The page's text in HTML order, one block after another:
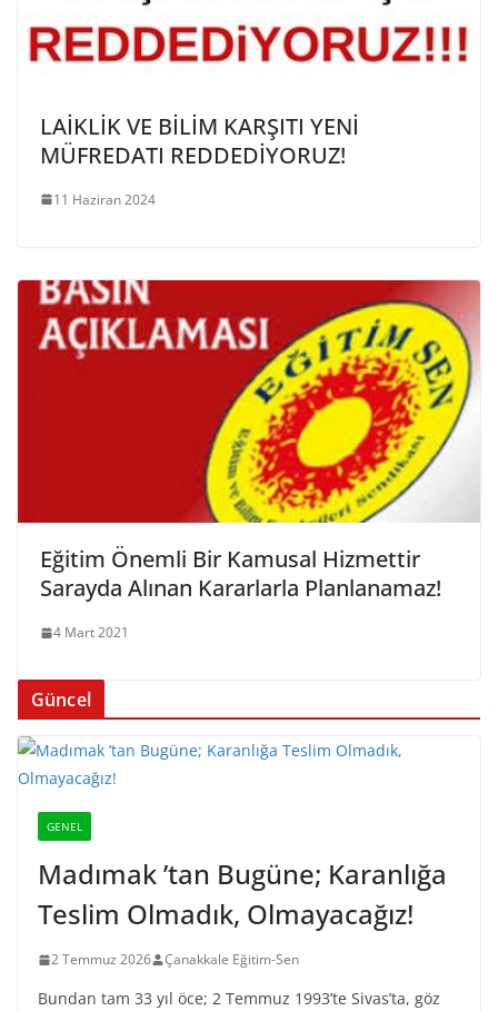
LAİKLİK VE BİLİM KARŞITI YENİ
MÜFREDATI REDDEDİYORUZ!
11 Haziran 2024
Eğitim Önemli Bir Kamusal Hizmettir
Sarayda Alınan Kararlarla Planlanamaz!
4 Mart 2021
Güncel
GENEL
Madımak ’tan Bugüne; Karanlığa
Teslim Olmadık, Olmayacağız!
2 Temmuz 2026 Çanakkale Eğitim-Sen
Bundan tam 33 yıl öce; 2 Temmuz 1993’te Sivas’ta, göz